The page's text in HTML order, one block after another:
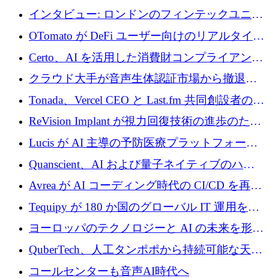
質生産に転換するために 700 万ユーロを調達
インタビュー: ロンドンのフィンテックユニコ
ーン Tide の CEO、オリバー・プリル氏
OTomato が DeFi ユーザー向けのリアルタイム
インテリジェンス レイヤーを構築するために
Improbable から 200 万ドルを調達
Certo、AI を活用した消費財コンプライアンス
プラットフォームのために 400 万ドルを調達
クラウド大手が音声生体認証市場から撤退す
るなか、Voxmindが54万6,000ポンドのプレシ
ード資金を調達
Tonada、Vercel CEO と Last.fm 共同創設者の支
援を受けてステルス撤退
ReVision Implant が視力回復技術の進歩のため
に 400 万ユーロを確保
Lucis が AI 主導の予防医療プラットフォーム
を拡大するためにシリーズ A で 2,000 万ドル
を調達
Quanscient、AI および量子ネイティブのハー
ドウェア エンジニアリングを推進するために
1,000 万ユーロを調達
Avrea が AI コーディング時代の CI/CD を再発
明するために 470 万ドルをかけてステルスか
ら浮上
Tequipy が 180 か国のグローバル IT 運用を自
動化するために 300 万ユーロ以上を調達
ヨーロッパのテクノロジーと AI の未来を形作
る: イノベーション リーダーが Nexus
Luxembourg 2026 に集まる理由
QuberTech、人工タンポポから持続可能な天然
ゴムを開発するために 340 万ポンドを調達
コールセンターも音声AI時代へ